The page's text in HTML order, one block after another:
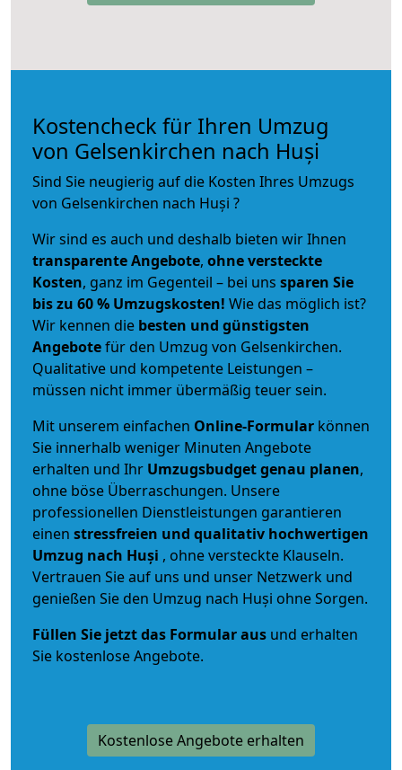
Kostencheck für Ihren Umzug
von Gelsenkirchen nach Huși
Sind Sie neugierig auf die Kosten Ihres Umzugs
von Gelsenkirchen nach Huși ?
Wir sind es auch und deshalb bieten wir Ihnen
transparente Angebote, ohne versteckte
Kosten, ganz im Gegenteil – bei uns sparen Sie
bis zu 60 % Umzugskosten! Wie das möglich ist?
Wir kennen die besten und günstigsten
Angebotefür den Umzug von Gelsenkirchen.
Qualitative und kompetente Leistungen –
müssen nicht immer übermäßig teuer sein.
Mit unserem einfachen Online-Formular können
Sie innerhalb weniger Minuten Angebote
erhalten und Ihr Umzugsbudgetgenau planen,
ohne böse Überraschungen. Unsere
professionellen Dienstleistungen garantieren
einen stressfreien und qualitativ hochwertigen
Umzug nach Huși , ohne versteckte Klauseln.
Vertrauen Sie auf uns und unser Netzwerk und
genießen Sie den Umzug nach Huși ohne Sorgen.
Füllen Sie jetzt das Formular aus und erhalten
Sie kostenlose Angebote.
Kostenlose Angebote erhalten